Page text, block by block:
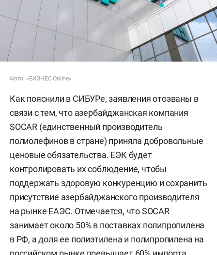
Фото: «БИЗНЕС Online»
Как пояснили в СИБУРе, заявления отозваны в
связи с тем, что азербайджанская компания
SOCAR (единственный производитель
полиолефинов в стране) приняла добровольные
ценовые обязательства. ЕЭК будет
контролировать их соблюдение, чтобы
поддержать здоровую конкуренцию и сохранить
присутствие азербайджанского производителя
на рынке ЕАЭС. Отмечается, что SOCAR
занимает около 50% в поставках полипропилена
в РФ, а доля ее полиэтилена и полипропилена на